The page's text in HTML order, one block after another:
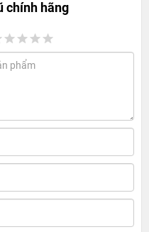
Air 13 inch MJVE2
chính hãng